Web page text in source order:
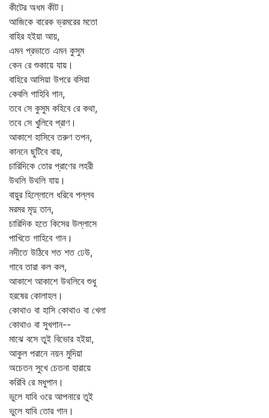
কীটের অধম কীট।
আজিকে বারেক ভ্রমরের মতো
বাহির হইয়া আয়,
এমন প্রভাতে এমন কুসুম
কেন রে শুকায়ে যায়।
বাহিরে আসিয়া উপরে বসিয়া
কেবলি গাহিবি গান,
তবে সে কুসুম কহিবে রে কথা,
তবে সে খুলিবে প্রাণ।
আকাশে হাসিবে তরুণ তপন,
কাননে ছুটিবে বায়,
চারিদিকে তোর প্রাণের লহরী
উথলি উথলি যায়।
বায়ুর হিল্লোলে ধরিবে পল্লব
মরমর মৃদু তান,
চারিদিক হতে কিসের উল্লাসে
পাখিতে গাহিবে গান।
নদীতে উঠিবে শত শত ঢেউ,
গাবে তারা কল কল,
আকাশে আকাশে উথলিবে শুধু
হরষের কোলাহল।
কোথাও বা হাসি কোথাও বা খেলা
কোথাও বা সুখগান--
মাঝে বসে তুই বিভোর হইয়া,
আকুল পরানে নয়ন মুদিয়া
অচেতন সুখে চেতনা হারায়ে
করিবি রে মধুপান।
ভুলে যাবি ওরে আপনারে তুই
ভুলে যাবি তোর গান।